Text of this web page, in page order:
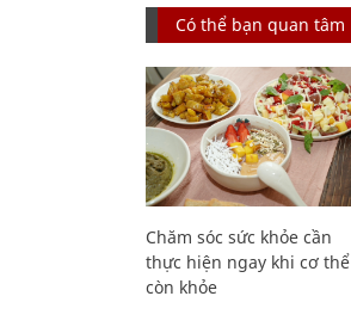
Có thể bạn quan tâm
Chăm sóc sức khỏe cần
thực hiện ngay khi cơ thể
còn khỏe